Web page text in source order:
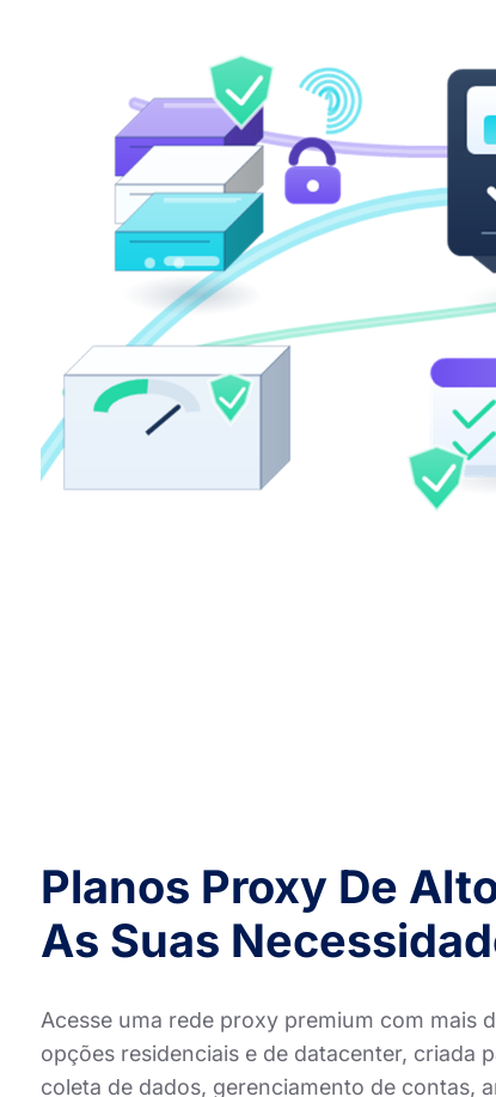
Planos Proxy De
As Suas
Acesse uma rede proxy premium com mais
opções residenciais e de datacenter, criada
coleta de dados, gerenciamento de contas,